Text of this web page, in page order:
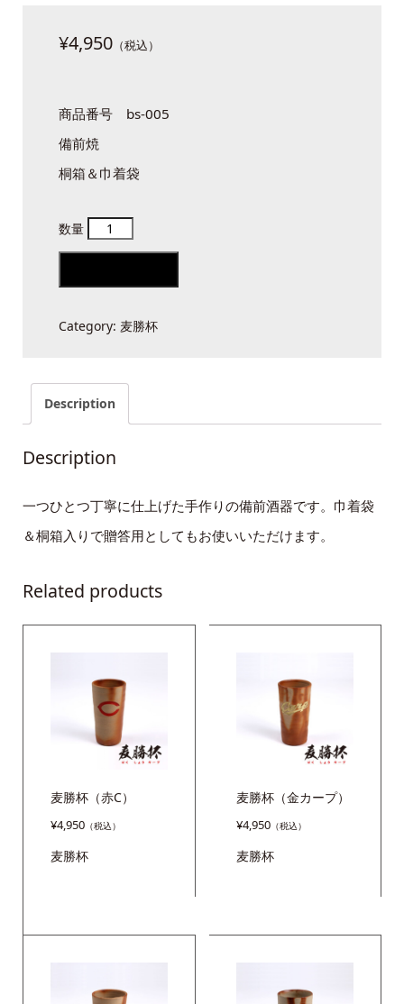
¥4,950
商品番号 bs-005
備前焼
桐箱＆巾着袋
勝
杯
ぼ
Category: 麦勝杯
Description
Description
一つひとつ丁寧に仕上げた手作りの備前酒器です。巾着袋
＆桐箱入りで贈答用としてもお使いいただけます。
Related products
麦勝杯（赤C）
¥4,950
麦勝杯
麦勝杯（金カープ）
¥4,950
麦勝杯